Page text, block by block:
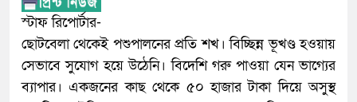
স্টাফ রিপোর্টার-
ছোটবেলা থেকেই পশুপালনের প্রতি শখ। বিচ্ছিন্ন ভূখণ্ড হওয়ায়
সেভাবে সুযোগ হয়ে উঠেনি। বিদেশি গরু পাওয়া যেন ভাগ্যের
ব্যাপার। একজনের কাছ থেকে ৫০ হাজার টাকা দিয়ে অসুস্থ